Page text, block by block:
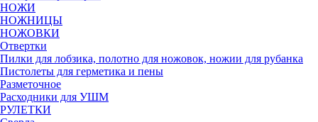
НОЖИ
НОЖНИЦЫ
НОЖОВКИ
Отвертки
Пилки для лобзика, полотно для ножовок, ножии для рубанка
Пистолеты для герметика и пены
Разметочное
Расходники для УШМ
РУЛЕТКИ